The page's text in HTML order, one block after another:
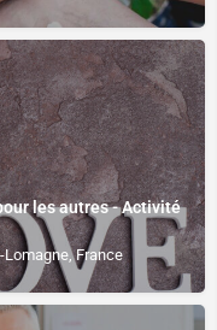
les autres - Activité
Lomagne, France